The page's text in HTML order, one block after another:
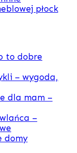
to dobre
– wygoda,
dla mam –
–
domy